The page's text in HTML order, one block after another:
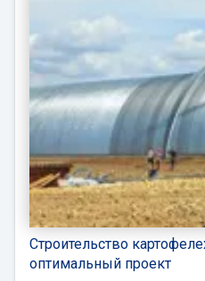
Строительство
оптимальный проект